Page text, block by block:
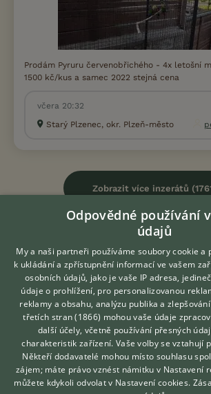
Prodám Pyruru červenobřichého - 4x letošní
1500 kč/kus a samec 2022 stejná cena
včera 20:32
Starý Plzenec, okr. Plzeň-město
Zobrazit více inzerátů
KONTAKT DO REDAKCE
redakce@ifauna.cz
nonstop
Hledáte
Zdarma
Odpovědné používání
údajů
My a naši partneři používáme soubory cookie a
k ukládání a zpřístupnění informací ve vašem
osobních údajů, jako je vaše IP adresa,
údaje o prohlížení, pro personalizovanou
reklamy a obsahu, analýzu publika a
třetích stran (1866) mohou vaše údaje
další účely, včetně používání přesných
charakteristik zařízení. Vaše volby se vztahují
Někteří dodavatelé mohou místo souhlasu
zájem; máte právo vznést námitku v Nastavení
můžete kdykoli odvolat v Nastavení cookies.